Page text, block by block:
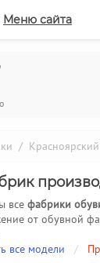
Меню сайта
/
все фабрики
от обувной
все модели
/